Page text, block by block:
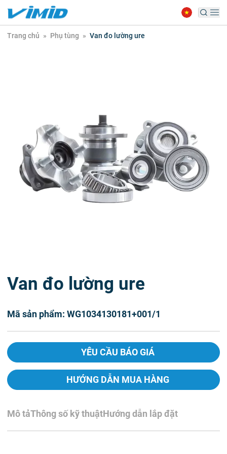
Trang chủ » Phụ tùng » Van đo lường ure
Van đo lường ure
Mã sản phẩm: WG1034130181+001/1
YÊU CẦU BÁO GIÁ
HƯỚNG DẪN MUA HÀNG
Mô tảThông số kỹ thuậtHướng dẫn lắp đặt